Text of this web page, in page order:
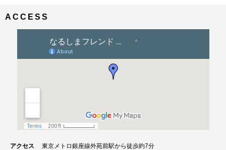
ゲACCESS
アクセス
東京メトロ銀座線外苑前駅から徒歩約7分